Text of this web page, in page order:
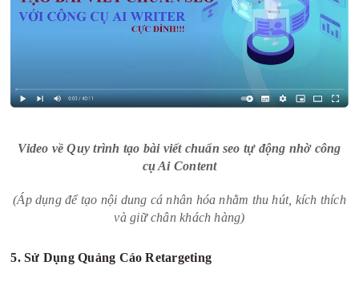
Video về Quy trình tạo bài viết chuẩn seo tự động nhờ công
cụ Ai Content
(Áp dụng để tạo nội dung cá nhân hóa nhằm thu hút, kích thích
và giữ chân khách hàng)
5. Sử Dụng Quảng Cáo Retargeting